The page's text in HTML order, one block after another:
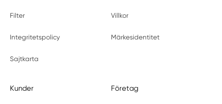
Filter Villkor
Integritetspolicy Märkesidentitet
Sajtkarta
Kunder Företag